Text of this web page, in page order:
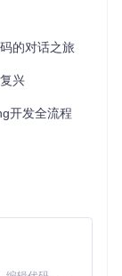
运行文言编程
的对话之旅
兴
开发全流程